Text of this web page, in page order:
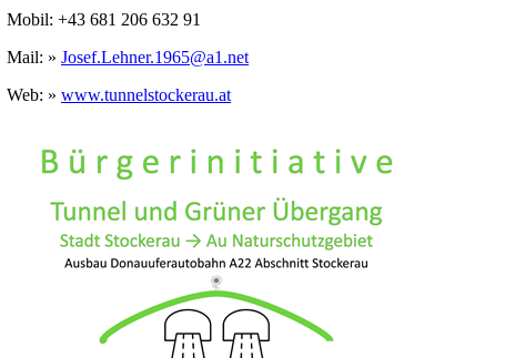
Mobil: +43 681 206 632 91
Mail: » Josef.Lehner.1965@a1.net
Web: » www.tunnelstockerau.at